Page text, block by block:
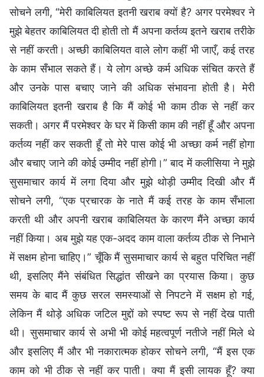
सोचने लगी, “मेरी काबिलियत इतनी खराब क्यों है? अगर परमेश्वर ने
मुझे बेहतर काबिलियत दी होती तो मैं अपना कर्तव्य इतने खराब तरीके
से नहीं करती। अच्छी काबिलियत वाले लोग कहीं भी जाएँ, कई तरह
के काम सँभाल सकते हैं। ये लोग अच्छे कर्म अधिक संचित करते हैं
और उनके पास बचाए जाने की अधिक संभावना होती है। मेरी
काबिलियत इतनी खराब है कि मैं कोई भी काम ठीक से नहीं कर
सकती। अगर मैं परमेश्वर के घर में किसी काम की नहीं हूँ और अपना
कर्तव्य नहीं कर सकती हूँ तो मेरे पास कोई भी अच्छा कर्म नहीं होगा
और बचाए जाने की कोई उम्मीद नहीं होगी।” बाद में कलीसिया ने मुझे
सुसमाचार कार्य में लगा दिया और मुझे थोड़ी उम्मीद दिखी और मैं
सोचने लगी, “एक प्रचारक के नाते मैं कई तरह के काम सँभाला
करती थी और अपनी खराब काबिलियत के कारण मैंने अच्छा कार्य
नहीं किया। अब मुझे यह एक-अदद काम वाला कर्तव्य ठीक से निभाने
में सक्षम होना चाहिए।” चूँकि मैं सुसमाचार कार्य से बहुत परिचित नहीं
थी, इसलिए मैंने संबंधित सिद्धांत सीखने का प्रयास किया। कुछ
समय के बाद मैं कुछ सरल समस्याओं से निपटने में सक्षम हो गई,
लेकिन मैं थोड़े अधिक जटिल मुद्दों को स्पष्ट रूप से नहीं देख पाती
थी। सुसमाचार कार्य से अभी भी कोई महत्वपूर्ण नतीजे नहीं मिले थे
और इसलिए मैं और भी नकारात्मक होकर सोचने लगी, “मैं इस एक
काम को भी ठीक से नहीं कर पाती। क्या मैं इसी लायक हूँ? क्या